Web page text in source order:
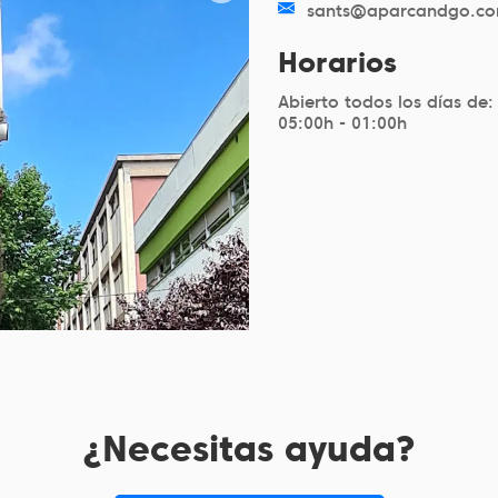
Horarios
Abierto todos los días de:
05:00h - 01:00h
¿Necesitas ayuda?